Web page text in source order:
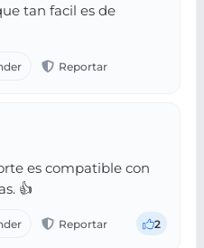
tan facil es de
es compatible con
👍
2